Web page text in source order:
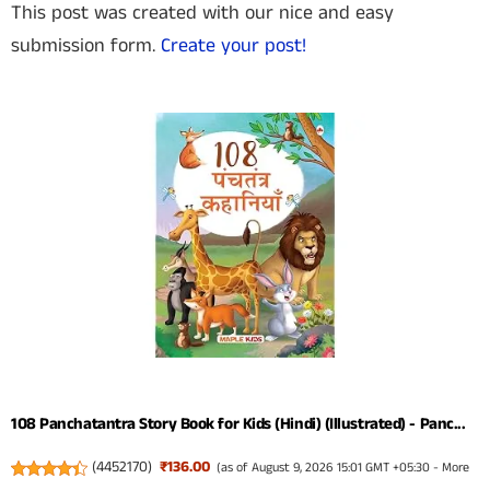
This post was created with our nice and easy
submission form. Create your post!
108 Panchatantra Story Book for Kids (Hindi) (Illustrated) - Panc...
(4452170) ₹136.00 (as of August 9, 2026 15:01 GMT +05:30 -More